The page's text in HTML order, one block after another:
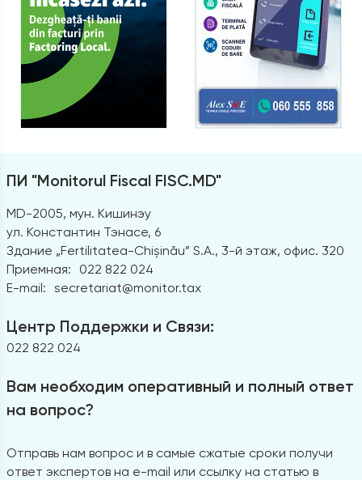
ПИ "Monitorul Fiscal FISC.MD"
MD-2005, мун. Кишинэу
ул. Константин Тэнасе, 6
Здание „Fertilitatea-Chișinău” S.A., 3-й этаж, офис. 320
Приемная:
022 822 024
E-mail: secretariat@monitor.tax
Центр Поддержки и Связи:
022 822 024
Вам необходим оперативный и полный ответ
на вопрос?
Отправь нам вопрос и в самые сжатые сроки получи
ответ экспертов на e-mail или ссылку на статью в